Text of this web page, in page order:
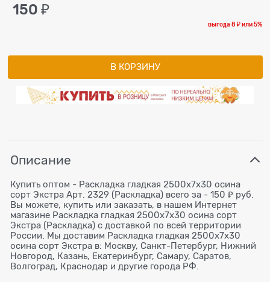
150 ₽
выгода8 ₽или5%
В КОРЗИНУ
Описание
Купить оптом - Раскладка гладкая 2500x7x30 осина
сорт Экстра Арт. 2329 (Раскладка) всего за - 150 ₽ руб.
Вы можете, купить или заказать, в нашем Интернет
магазине Раскладка гладкая 2500x7x30 осина сорт
Экстра (Раскладка) с доставкой по всей территории
России. Мы доставим Раскладка гладкая 2500x7x30
осина сорт Экстра в: Москву, Санкт-Петербург, Нижний
Новгород, Казань, Екатеринбург, Самару, Саратов,
Волгоград, Краснодар и другие города РФ.